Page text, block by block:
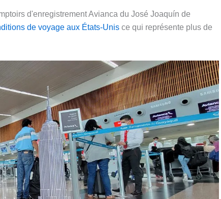
d'enregistrement Avianca du José Joaquín de
de voyage aux États-Unis ce qui représente plus de